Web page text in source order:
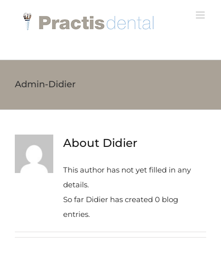
Admin-Didier
About Didier
This author has not yet filled in any
details.
So far Didier has created 0 blog
entries.